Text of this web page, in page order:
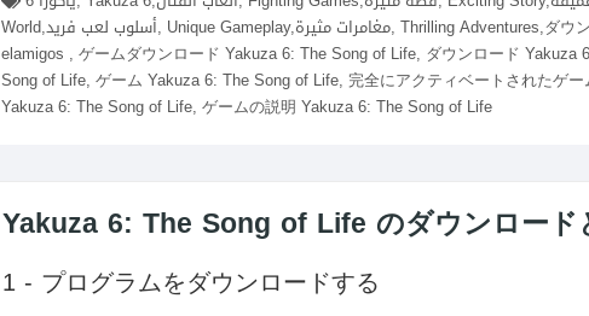
World,أسلوب لعب فريد, Unique Gameplay,مغامرات مثيرة, Thrilling Adventures,ダウンロード Yakuza 6: The Song of Life fitgirl repacks,
elamigos , ゲームダウンロード Yakuza 6: The Song of Life, ダウンロード
Song of Life, ゲーム Yakuza 6: The Song of Life, 完全にアクティベートされたゲ
Yakuza 6: The Song of Life, ゲームの説明 Yakuza 6: The Song of Life
Yakuza 6: The Song of Life のダウンロード
1 - プログラムをダウンロードする